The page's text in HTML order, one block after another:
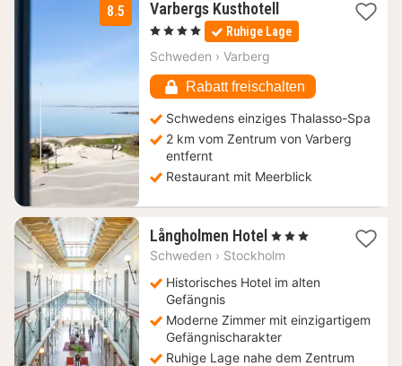
8.5 Varbergs Kusthotell 1
Nacht
ab
€
, 4 Sterne Ruhige Lage
Schweden › Varberg
Rabatt freischalten
Schwedens einziges Thalasso-Spa
2 km vom Zentrum von Varberg
entfernt
Restaurant mit Meerblick
Långholmen Hotel 1
Nacht
87,97
, 3 Sterne
Schweden › Stockholm
Historisches Hotel im alten
Gefängnis
Moderne Zimmer mit einzigartigem
Gefängnischarakter
Ruhige Lage nahe dem Zentrum